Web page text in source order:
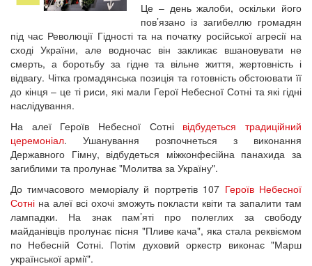
Це – день жалоби, оскільки його
пов’язано із загибеллю громадян
під час Революції Гідності та на початку російської агресії на
сході України, але водночас він закликає вшановувати не
смерть, а боротьбу за гідне та вільне життя, жертовність і
відвагу. Чітка громадянська позиція та готовність обстоювати її
до кінця – це ті риси, які мали Герої Небесної Сотні та які гідні
наслідування.
На алеї Героїв Небесної Сотні відбудеться традиційний
церемоніал. Ушанування розпочнеться з виконання
Державного Гімну, відбудеться міжконфесійна панахида за
загиблими та пролунає "Молитва за Україну".
До тимчасового меморіалу й портретів 107 Героїв Небесної
Сотні на алеї всі охочі зможуть покласти квіти та запалити там
лампадки. На знак пам’яті про полеглих за свободу
майданівців пролунає пісня "Пливе кача", яка стала реквіємом
по Небесній Сотні. Потім духовий оркестр виконає "Марш
української армії".